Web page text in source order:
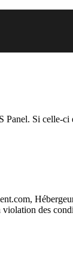
Si celle-
des